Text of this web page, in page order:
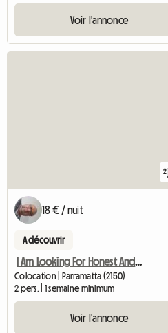
Voir l'annonce
2
18 € / nuit
A découvrir
I Am Looking For Honest And Clean Famale
Colocation | Parramatta (2150)
2 pers. | 1 semaine minimum
Voir l'annonce